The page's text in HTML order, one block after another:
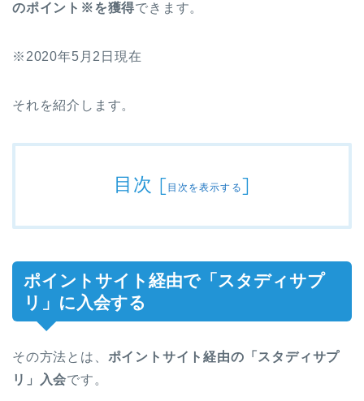
のポイント※を獲得できます。
※2020年5月2日現在
それを紹介します。
目次 [目次を表示する]
ポイントサイト経由で「スタディサプ
リ」に入会する
その方法とは、 ポイントサイト経由の「スタディサプ
リ」入会です。